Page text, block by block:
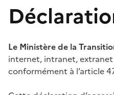
Le Ministère de la
internet, intranet, extranet
conformément à l’article